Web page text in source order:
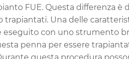
FUE. Questa differenza è
Una delle
eseguito con uno strumento
penna per essere